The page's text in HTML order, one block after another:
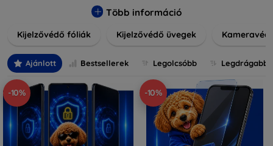
hanem kristálytiszta képet is biztosítanak, megőrzi a
és stílusú kijelzővédőink közül, hogy a mindennapok során is
fedésről vagy íves kijelzővédelemről, a minőséget szem
előtt tartva kínálunk megoldásokat minden eszközre.
Több információ
Kijelzővédő fóliák Kijelzővédő üvegek
Ajánlott Bestsellerek Legolcsóbb Legdrágabb
-10% -10%